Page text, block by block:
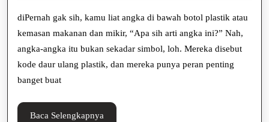
Plastik,
Kamu
Harus
Tahu!
diPernah gak sih, kamu liat angka di bawah botol plastik atau
kemasan makanan dan mikir, “Apa sih arti angka ini?” Nah,
angka-angka itu bukan sekadar simbol, loh. Mereka disebut
kode daur ulang plastik, dan mereka punya peran penting
banget buat
Baca Selengkapnya